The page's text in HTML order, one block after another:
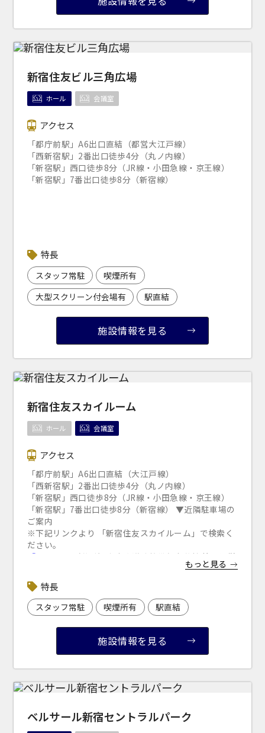
新宿住友ビル三角広場
ホール 会議室
アクセス
「都庁前駅」A6出口直結（都営大江戸線）
「西新宿駅」2番出口徒歩4分（丸ノ内線）
「新宿駅」西口徒歩8分（JR線・小田急線・京王線）
「新宿駅」7番出口徒歩8分（新宿線）
特長
スタッフ常駐
喫煙所有
大型スクリーン付会場有
駅直結
施設情報を見る
新宿住友スカイルーム
ホール 会議室
アクセス
「都庁前駅」A6出口直結（大江戸線）
「西新宿駅」2番出口徒歩4分（丸ノ内線）
「新宿駅」西口徒歩8分（JR線・小田急線・京王線）
「新宿駅」7番出口徒歩8分（新宿線） ▼近隣駐車場の
ご案内
※下記リンクより 「新宿住友スカイルーム」で検索く
ださい。
「s-park
（公財）東京都道路整備保全公社 管理運営
もっと見る
特長
スタッフ常駐 喫煙所有 駅直結
施設情報を見る
ベルサール新宿セントラルパーク